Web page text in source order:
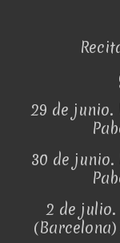
29 de junio.
30 de junio.
2 de julio.